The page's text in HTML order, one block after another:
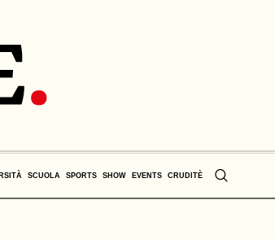
SCUOLA SPORTS SHOW EVENTS CRUDITÈ